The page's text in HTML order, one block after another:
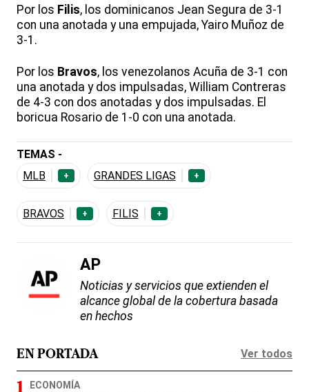
Por los Filis, los dominicanos Jean Segura de 3-1
con una anotada y una empujada, Yairo Muñoz de
3-1.
Por los Bravos, los venezolanos Acuña de 3-1 con
una anotada y dos impulsadas, William Contreras
de 4-3 con dos anotadas y dos impulsadas. El
boricua Rosario de 1-0 con una anotada.
TEMAS -
MLB
+ GRANDES LIGAS +
BRAVOS + FILIS +
AP
Noticias y servicios que extienden el
alcance global de la cobertura basada
en hechos
EN PORTADA Ver todos
ECONOMÍA